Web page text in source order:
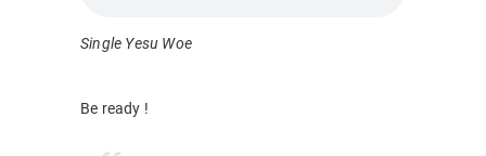
Single Yesu Woe
Be ready !